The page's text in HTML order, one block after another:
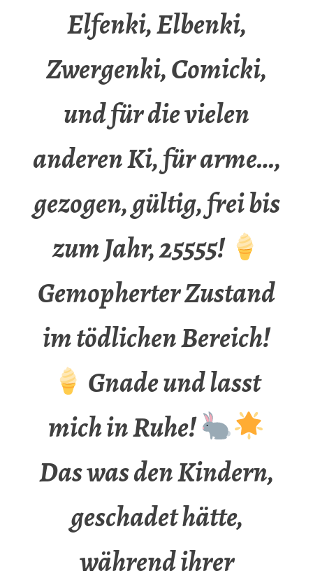
Elfenki, Elbenki,
Zwergenki, Comicki,
und für die vielen
anderen Ki, für arme…,
gezogen, gültig, frei bis
zum Jahr, 25555!
Gemopherter Zustand
im tödlichen Bereich!
Gnade und lasst
mich in Ruhe!
Das was den Kindern,
geschadet hätte,
während ihrer